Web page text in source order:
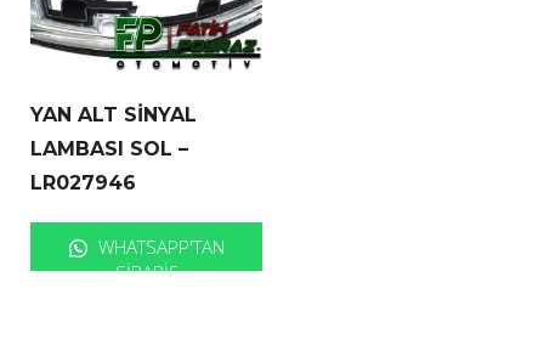
YAN ALT SİNYAL
LAMBASI SOL –
LR027946
WHATSAPP'TAN
SIPARIŞ